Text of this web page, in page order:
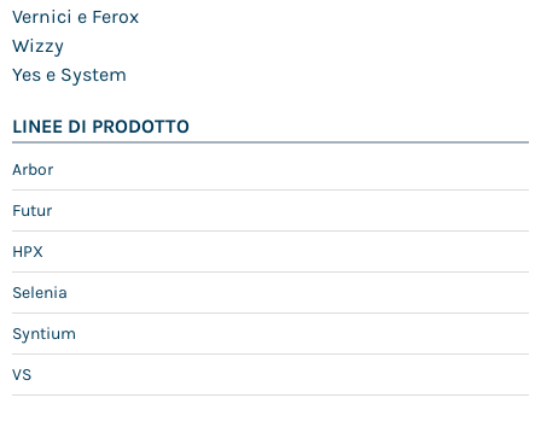
Vernici e Ferox
Wizzy
Yes e System
LINEE DI PRODOTTO
Arbor
Futur
HPX
Selenia
Syntium
VS